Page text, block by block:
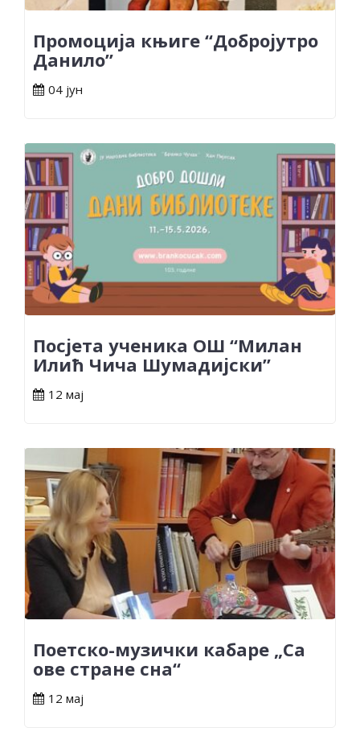
Промоција књиге “Добројутро
Данило”
04 јун
Посјета ученика ОШ “Милан
Илић Чича Шумадијски”
12 мај
Поетско-музички кабаре „Са
ове стране сна“
12 мај